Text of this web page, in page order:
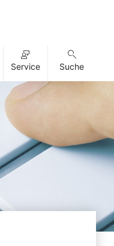
Service Suche